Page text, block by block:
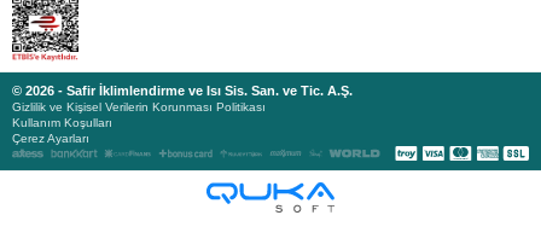
© 2026 - Safir İklimlendirme ve Isı Sis. San. ve Tic. A.Ş.
Gizlilik ve Kişisel Verilerin Korunması Politikası
Kullanım Koşulları
Çerez Ayarları